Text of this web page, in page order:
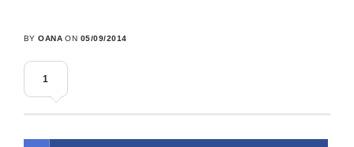
BYOANA ON 05/09/2014
1